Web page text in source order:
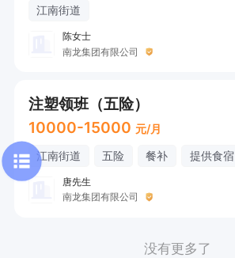
江南街道
陈女士
南龙集团有限公司
注塑领班（五险）
10000-15000 元/月
江南街道 五险 餐补 提供食宿
唐先生
南龙集团有限公司
没有更多了